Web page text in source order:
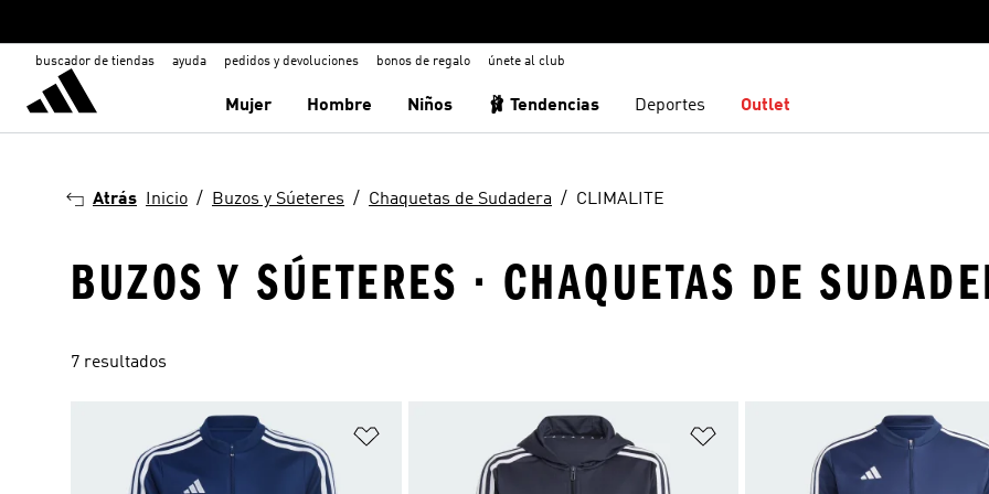
buscador de tiendas ayuda pedidos y devoluciones bonos de regalo únete al club
Mujer Hombre Niños 🩰 Tendencias Deportes Outlet
Atrás Inicio Buzos y Súeteres Chaquetas de Sudadera CLIMALITE
BUZOS Y SÚETERES · CHAQUETAS DE
7 resultados
Añadir a la lista de deseos Añadir a la lista de deseos